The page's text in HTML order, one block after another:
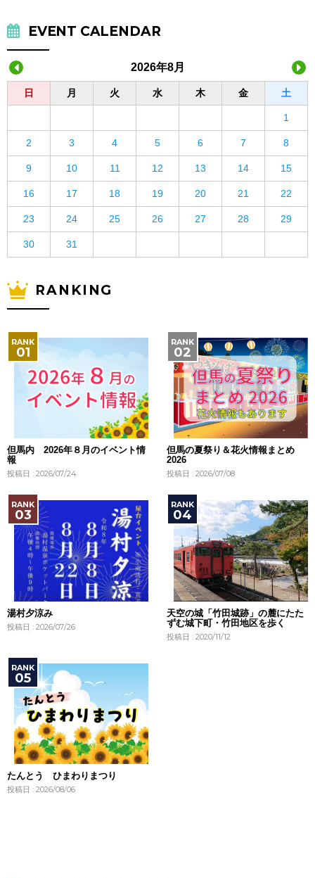
EVENT CALENDAR
2026年8月
日 月 火 水 木 金 土
1
2 3 4 5 6 7 8
9 10 11 12 13 14 15
16 17 18 19 20 21 22
23 24 25 26 27 28 29
30 31
RANKING
但馬内 2026年８月のイベント情
報
投稿日 : 2026/07/24
但馬の夏祭り＆花火情報まとめ
2026
投稿日 : 2026/07/08
湯村夕涼み
投稿日 : 2026/07/26
天空の城「竹田城跡」の麓にたた
ずむ城下町・竹田地区を歩く
投稿日 : 2020/11/12
たんとう ひまわりまつり
投稿日 : 2026/08/06